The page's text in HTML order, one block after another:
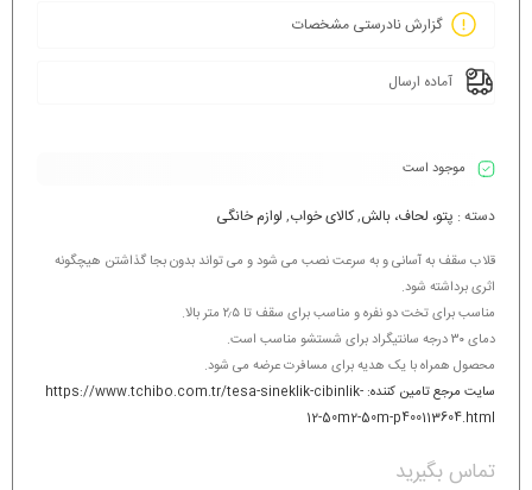
گزارش نادرستی مشخصات
آماده ارسال
موجود است
دسته : پتو، لحاف، بالش,کالای خواب, لوازم خانگی
قلاب سقف به آسانی و به سرعت نصب می شود و می تواند بدون بجا گذاشتن هیچگونه
اثری برداشته شود.
مناسب برای تخت دو نفره و مناسب برای سقف تا ۲٫۵ متر بالا.
دمای ۳۰ درجه سانتیگراد برای شستشو مناسب است.
محصول همراه با یک هدیه برای مسافرت عرضه می شود.
سایت مرجع تامین کننده: https://www.tchibo.com.tr/tesa-sineklik-cibinlik-
12-50m2-50m-p400113604.html
تماس بگیرید